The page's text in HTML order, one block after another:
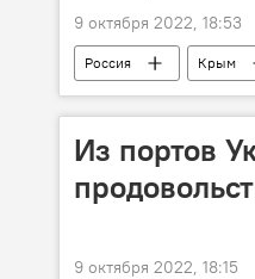
9 октября 2022, 18:53
Россия Крым
Из портов
9 октября 2022, 18:15